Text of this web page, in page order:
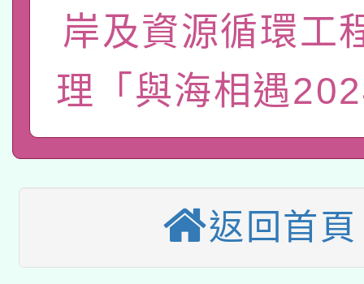
薪期間赴陸應申請許可
轉知經濟部水利署委託
用水績優單位及節水達
動」
115年8月22日(星期六
桃園市孔廟祈福系列
開 智慧啟航」
2026年桃園地景藝術
本校115學年度第2次
招甄選結果公告(無人
本館辦理115年度閱讀
暨閱讀推動專業研習
科技賦能─人工智慧
岸及資源循環工
理「與海相遇
返回首頁